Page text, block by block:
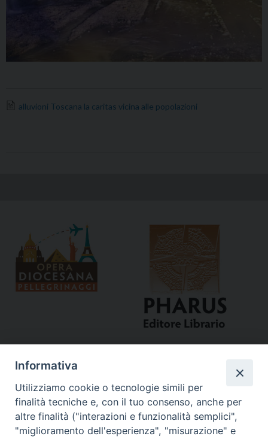
alluvioni Toscana la caritas vicina alle popolazioni
Informativa
Utilizziamo cookie o tecnologie simili per
finalità tecniche e, con il tuo consenso, anche per
altre finalità ("interazioni e funzionalità semplici",
"miglioramento dell'esperienza", "misurazione" e